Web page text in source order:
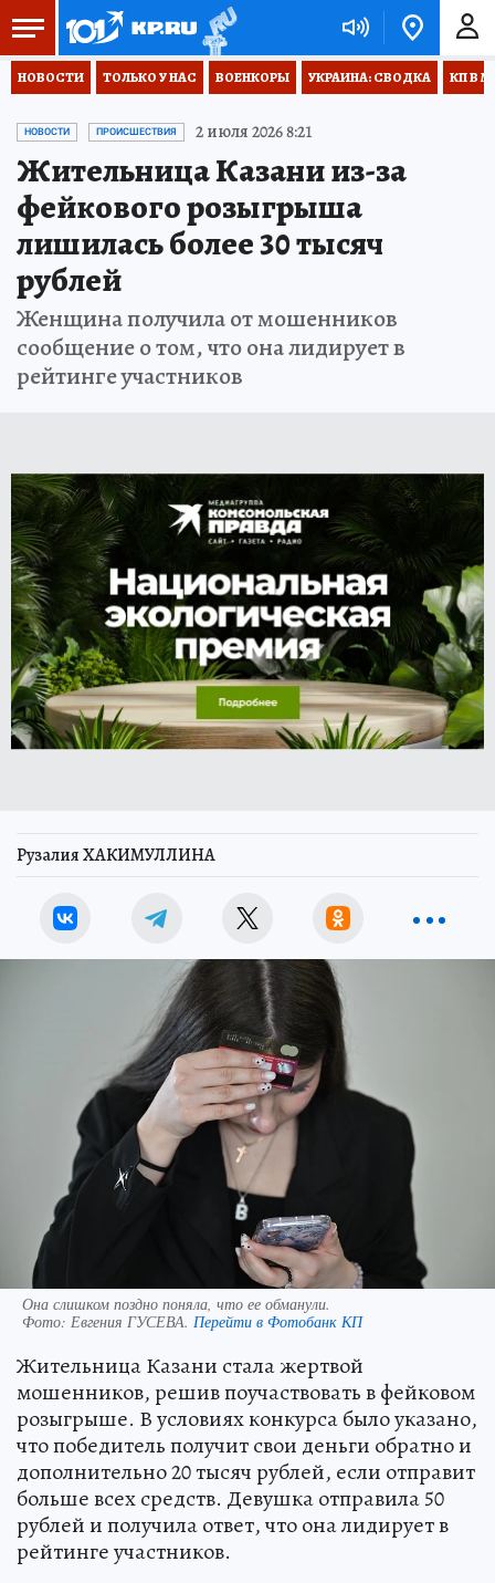
НОВОСТИ ТОЛЬКО У НАС ВОЕНКОРЫ УКРАИНА: СВОДКА КП В
НОВОСТИ ПРОИСШЕСТВИЯ 2 июля 2026 8:21
Жительница Казани из-за
фейкового розыгрыша
лишилась более 30 тысяч
рублей
Женщина получила от мошенников
сообщение о том, что она лидирует в
рейтинге участников
Рузалия ХАКИМУЛЛИНА
Она слишком поздно поняла, что ее обманули.
Фото: Евгения ГУСЕВА. Перейти в Фотобанк КП
Жительница Казани стала жертвой
мошенников, решив поучаствовать в фейковом
розыгрыше. В условиях конкурса было указано,
что победитель получит свои деньги обратно и
дополнительно 20 тысяч рублей, если отправит
больше всех средств. Девушка отправила 50
рублей и получила ответ, что она лидирует в
рейтинге участников.